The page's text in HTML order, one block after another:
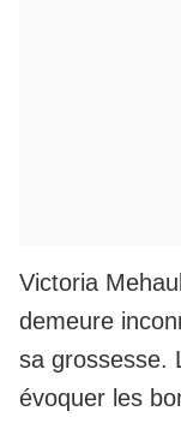
Victoria
demeure
sa grossesse.
évoquer les